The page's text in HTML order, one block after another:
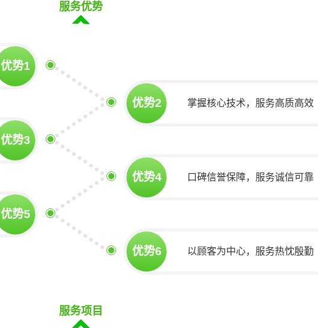
服务优势
优势1
掌握核心技术，服务高质高效
优势2
优势3
口碑信誉保障，服务诚信可靠
优势4
优势5
以顾客为中心，服务热忱殷勤
优势6
服务项目